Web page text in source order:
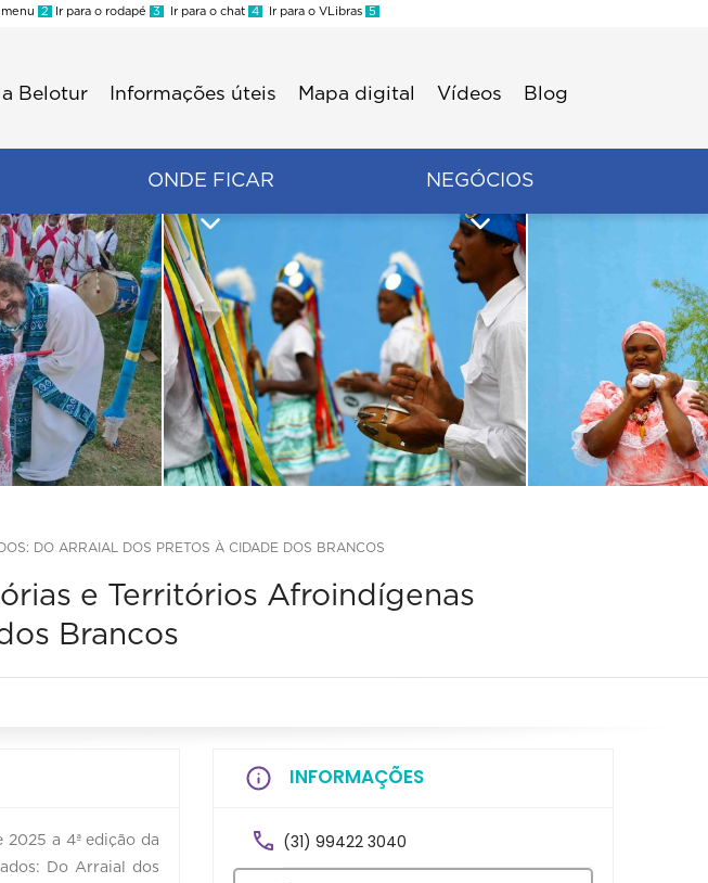
menu 2 Ir para o rodapé 3 Ir para o chat 4 Ir para o VLibras 5
Belotur Informações úteis Mapa digital Vídeos Blog
ONDE FICAR NEGÓCIOS
DO ARRAIAL DOS PRETOS À CIDADE DOS BRANCOS
e Territórios Afroindígenas
Brancos
a 4ª edição da
Do Arraial dos
INFORMAÇÕES
(31) 99422 3040